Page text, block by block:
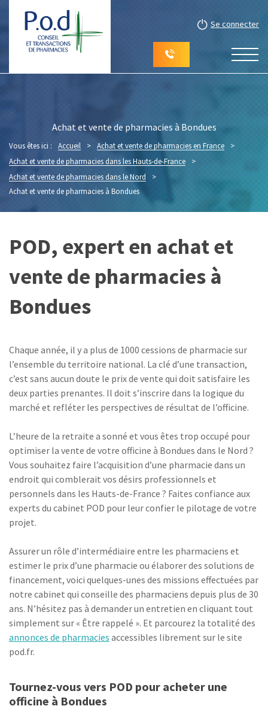
Se connecter
Achat et vente de pharmacies à Bondues
Vous êtes ici : Accueil > Achat et vente de pharmacies en France
>
Achat et vente de pharmacies dans les Hauts-de-France >
Achat et vente de pharmacies dans le Nord
>
Achat et vente de pharmacies à Bondues
POD, expert en achat et
vente de pharmacies à
Bondues
Chaque année, il y a plus de 1000 cessions de pharmacie sur
l’ensemble du territoire national. La clé d’une transaction,
c’est sans aucun doute le prix de vente qui doit satisfaire les
deux parties prenantes. Il doit s’inscrire dans la logique du
marché et refléter les perspectives de résultat de l’officine.
L’heure de la retraite a sonné et vous êtes trop occupé pour
optimiser la vente de votre officine à Bondues dans le Nord ?
Vous souhaitez faire l’acquisition d’une pharmacie dans un
endroit qui comblerait vos désirs professionnels et
personnels dans les Hauts-de-France ? Faites confiance aux
experts du cabinet POD pour leur confier le pilotage de votre
projet.
Assurer un rôle d’intermédiaire entre les pharmaciens et
estimer le prix d’une pharmacie ou élaborer des solutions de
financement, voici quelques-unes des missions effectuées par
notre cabinet qui conseille des pharmaciens depuis plus de 30
ans. N’hésitez pas à demander un entretien en cliquant tout
simplement sur « Être rappelé ». Et parcourez la totalité des
annonces de pharmacies accessibles librement sur le site
pod.fr.
Tournez-vous vers POD pour acheter une
officine à Bondues